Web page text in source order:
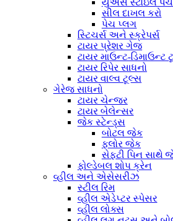
યુએસ સ્ટાઇલ
સીલ દાખલ કરો
પેચ પ્લગ
સ્ટિચર્સ અને સ્ક્રેપર્સ
ટાયર પ્રેશર ગેજ
ટાયર માઉન્ટ-ડિમાઉન્ટ
ટાયર રિપેર સાધનો
ટાયર વાલ્વ ટૂલ્સ
ગેરેજ સાધનો
ટાયર ચેન્જર
ટાયર બેલેન્સર
જેક સ્ટેન્ડ્સ
બોટલ જેક
ફ્લોર જેક
સેફ્ટી પિન સાથે
ફોલ્ડેબલ શોપ ક્રેન
વ્હીલ અને એસેસરીઝ
સ્ટીલ રિમ
વ્હીલ એડેપ્ટર સ્પેસર
વ્હીલ લોક્સ